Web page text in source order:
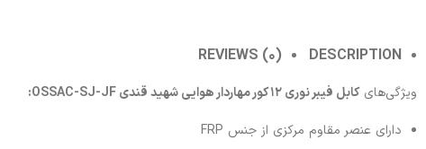
DESCRIPTION
REVIEWS (0)
ویژگی‌هایکابل فیبر نوری 12 کور مهاردار هوایی شهید قندی OSSAC-SJ-JF:
دارای عنصر مقاوم مرکزی از جنس FRP